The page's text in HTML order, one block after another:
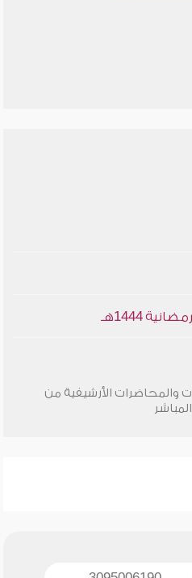
1444هـ
والمحاضرات الأرشيفية من